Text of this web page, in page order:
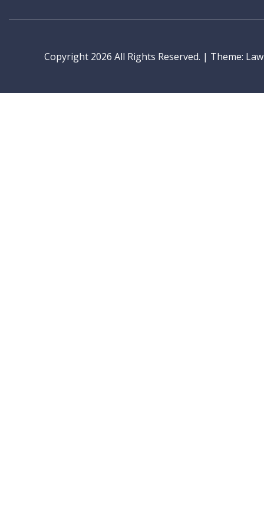
Copyright 2026 All Rights Reserved. | Theme: